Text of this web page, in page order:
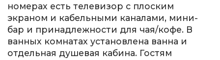
номерах есть телевизор с плоским
экраном и кабельными каналами, мини-
бар и принадлежности для чая/кофе. В
ванных комнатах установлена ванна и
отдельная душевая кабина. Гостям